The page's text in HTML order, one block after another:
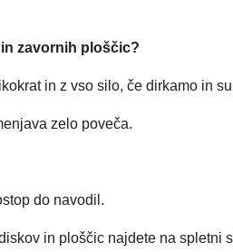
zavornih ploščic?
in z vso silo, če dirkamo in
zelo poveča.
do navodil.
in ploščic najdete na spletni